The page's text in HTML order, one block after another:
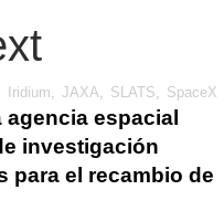
Iridium, JAXA, SLATS, SpaceX
espacial
investigación
para el recambio de